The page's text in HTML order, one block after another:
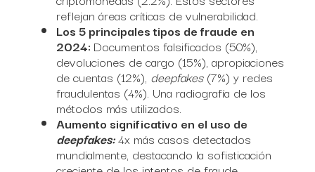
reflejan áreas críticas de vulnerabilidad.
Los 5 principales tipos de fraude en
2024: Documentos falsificados (50%),
devoluciones de cargo (15%), apropiaciones
de cuentas (12%), deepfakes(7%) y redes
fraudulentas (4%). Una radiografía de los
métodos más utilizados.
Aumento significativo en el uso de
deepfakes:4x más casos detectados
mundialmente, destacando la sofisticación